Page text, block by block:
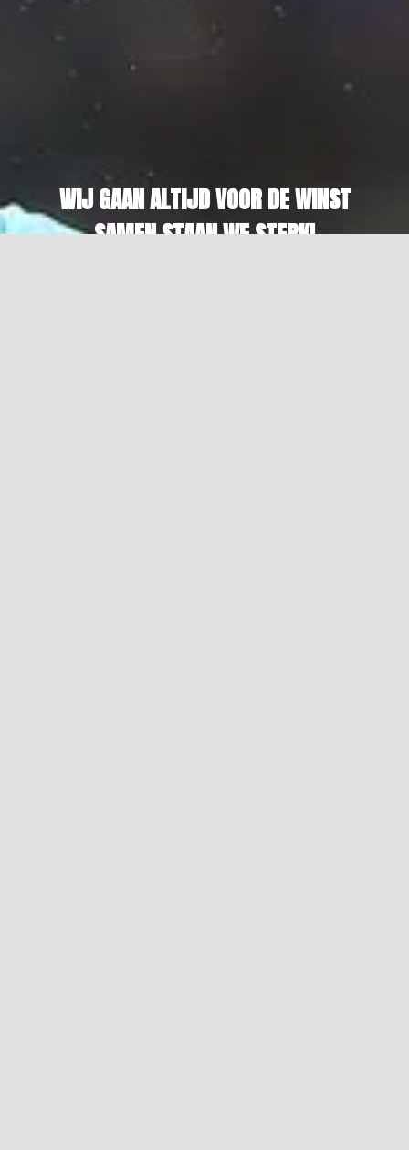
WIJ GAAN ALTIJD VOOR DE WINST
SAMEN STAAN WE STERK!